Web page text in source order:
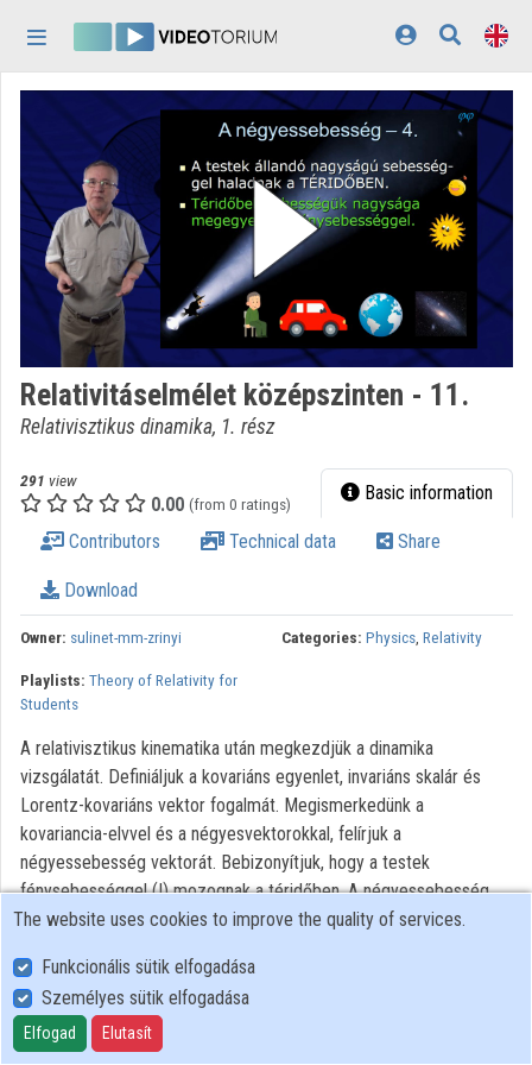
Log In
Discovery
Categories
Playlists
Organizations
Contributors
Relativitáselmélet középszinten - 11.
Relativisztikus dinamika, 1. rész
291 view
0.00 (from 0 ratings) Basic information
Contributors Technical data Share
Download
Owner: sulinet-mm-zrinyi Categories: Physics, Relativity
Playlists: Theory of Relativity for
Students
A relativisztikus kinematika után megkezdjük a dinamika
vizsgálatát. Definiáljuk a kovariáns egyenlet, invariáns skalár és
Lorentz-kovariáns vektor fogalmát. Megismerkedünk a
kovariancia-elvvel és a négyesvektorokkal, felírjuk a
négyessebesség vektorát. Bebizonyítjuk, hogy a testek
fénysebességgel (!) mozognak a téridőben. A négyessebesség
alapján újabb indokot találunk arra, hogy a fénysebesség nem
User Policy
Adatkezelési tájékoztató (en)
Cookie Policy
The website uses cookies to improve the quality of services.
Funkcionális sütik elfogadása
Személyes sütik elfogadása
Elfogad Elutasít